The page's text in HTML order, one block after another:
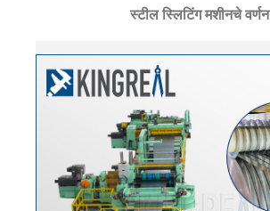
स्टील स्लिटिंग मशीनचे वर्णन